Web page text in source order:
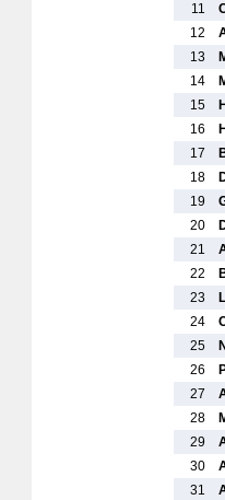
11
12
13
14
15
16
17
18
19
20
21
22
23
24
25
26
27
28
29
30
31